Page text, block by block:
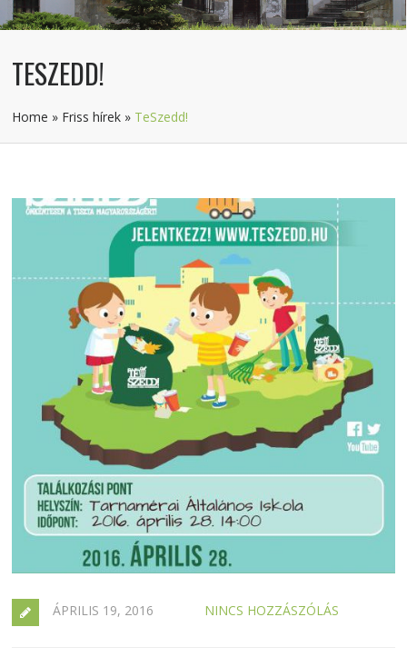
TESZEDD!
Home » Friss hírek » TeSzedd!
ÁPRILIS 19, 2016 NINCS HOZZÁSZÓLÁS